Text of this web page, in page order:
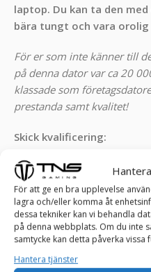
För att ge en bra upplevelse
lagra och/eller komma åt
dessa tekniker kan vi behandla
på denna webbplats. Om du inte
samtycke kan detta påverka vissa
Hantera tjänster
laptop. Du kan ta den
bära tungt och vara
För er som inte känner till
på denna dator var ca 20
klassade som
prestanda samt kvalitet!
Skick kvalificering:
större repor, inga döda
Datorn är ny installerad
Windows 11 Pro 64-Bit
Drivrutiner
= Klar att börja användas!